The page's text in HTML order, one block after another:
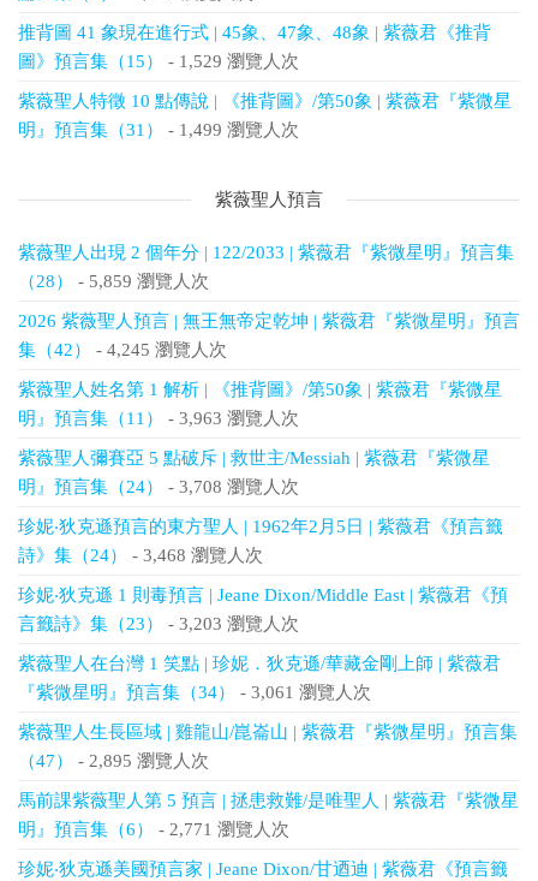
推背圖 41 象現在進行式 | 45象、47象、48象 | 紫薇君《推背
圖》預言集（15）
- 1,529 瀏覽人次
紫薇聖人特徵 10 點傳說 | 《推背圖》/第50象 | 紫薇君『紫微星
明』預言集（31）
- 1,499 瀏覽人次
紫薇聖人預言
紫薇聖人出現 2 個年分 | 122/2033 | 紫薇君『紫微星明』預言集
（28）
- 5,859 瀏覽人次
2026 紫薇聖人預言 | 無王無帝定乾坤 | 紫薇君『紫微星明』預言
集（42）
- 4,245 瀏覽人次
紫薇聖人姓名第 1 解析 | 《推背圖》/第50象 | 紫薇君『紫微星
明』預言集（11）
- 3,963 瀏覽人次
紫薇聖人彌賽亞 5 點破斥 | 救世主/Messiah | 紫薇君『紫微星
明』預言集（24）
- 3,708 瀏覽人次
珍妮‧狄克遜預言的東方聖人 | 1962年2月5日 | 紫薇君《預言籤
詩》集（24）
- 3,468 瀏覽人次
珍妮‧狄克遜 1 則毒預言 | Jeane Dixon/Middle East | 紫薇君《預
言籤詩》集（23）
- 3,203 瀏覽人次
紫薇聖人在台灣 1 笑點 | 珍妮．狄克遜/華藏金剛上師 | 紫薇君
『紫微星明』預言集（34）
- 3,061 瀏覽人次
紫薇聖人生長區域 | 雞龍山/崑崙山 | 紫薇君『紫微星明』預言集
（47）
- 2,895 瀏覽人次
馬前課紫薇聖人第 5 預言 | 拯患救難/是唯聖人 | 紫薇君『紫微星
明』預言集（6）
- 2,771 瀏覽人次
珍妮‧狄克遜美國預言家 | Jeane Dixon/甘迺迪 | 紫薇君《預言籤